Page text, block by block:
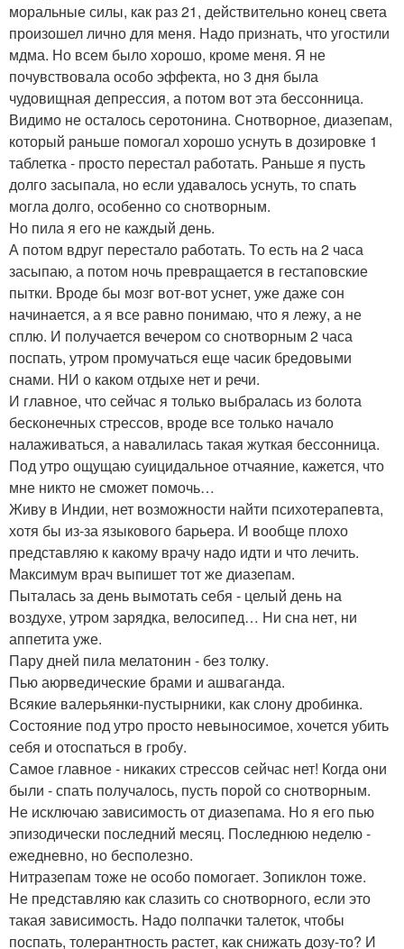
моральные силы, как раз 21, действительно конец света
произошел лично для меня. Надо признать, что угостили
мдма. Но всем было хорошо, кроме меня. Я не
почувствовала особо эффекта, но 3 дня была
чудовищная депрессия, а потом вот эта бессонница.
Видимо не осталось серотонина. Снотворное, диазепам,
который раньше помогал хорошо уснуть в дозировке 1
таблетка - просто перестал работать. Раньше я пусть
долго засыпала, но если удавалось уснуть, то спать
могла долго, особенно со снотворным.
Но пила я его не каждый день.
А потом вдруг перестало работать. То есть на 2 часа
засыпаю, а потом ночь превращается в гестаповские
пытки. Вроде бы мозг вот-вот уснет, уже даже сон
начинается, а я все равно понимаю, что я лежу, а не
сплю. И получается вечером со снотворным 2 часа
поспать, утром промучаться еще часик бредовыми
снами. НИ о каком отдыхе нет и речи.
И главное, что сейчас я только выбралась из болота
бесконечных стрессов, вроде все только начало
налаживаться, а навалилась такая жуткая бессонница.
Под утро ощущаю суицидальное отчаяние, кажется, что
мне никто не сможет помочь…
Живу в Индии, нет возможности найти психотерапевта,
хотя бы из-за языкового барьера. И вообще плохо
представляю к какому врачу надо идти и что лечить.
Максимум врач выпишет тот же диазепам.
Пыталась за день вымотать себя - целый день на
воздухе, утром зарядка, велосипед… Ни сна нет, ни
аппетита уже.
Пару дней пила мелатонин - без толку.
Пью аюрведические брами и ашваганда.
Всякие валерьянки-пустырники, как слону дробинка.
Состояние под утро просто невыносимое, хочется убить
себя и отоспаться в гробу.
Самое главное - никаких стрессов сейчас нет! Когда они
были - спать получалось, пусть порой со снотворным.
Не исключаю зависимость от диазепама. Но я его пью
эпизодически последний месяц. Последнюю неделю -
ежедневно, но бесполезно.
Нитразепам тоже не особо помогает. Зопиклон тоже.
Не представляю как слазить со снотворного, если это
такая зависимость. Надо полпачки талеток, чтобы
поспать, толерантность растет, как снижать дозу-то? И